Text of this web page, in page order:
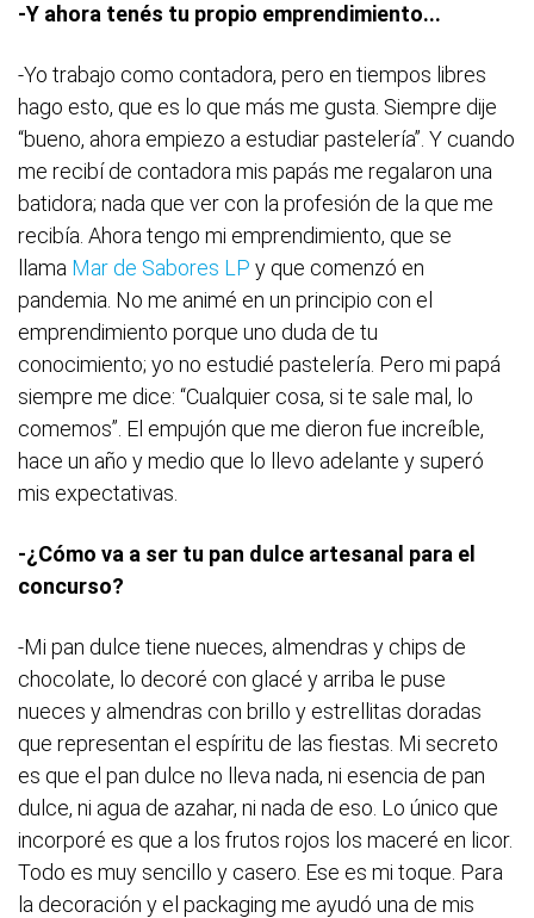
-Y ahora tenés tu propio emprendimiento...
-Yo trabajo como contadora, pero en tiempos libres
hago esto, que es lo que más me gusta. Siempre dije
“bueno, ahora empiezo a estudiar pastelería”. Y cuando
me recibí de contadora mis papás me regalaron una
batidora; nada que ver con la profesión de la que me
recibía. Ahora tengo mi emprendimiento, que se
llama Mar de Sabores LP y que comenzó en
pandemia. No me animé en un principio con el
emprendimiento porque uno duda de tu
conocimiento; yo no estudié pastelería. Pero mi papá
siempre me dice: “Cualquier cosa, si te sale mal, lo
comemos”. El empujón que me dieron fue increíble,
hace un año y medio que lo llevo adelante y superó
mis expectativas.
-¿Cómo va a ser tu pan dulce artesanal para el
concurso?
-Mi pan dulce tiene nueces, almendras y chips de
chocolate, lo decoré con glacé y arriba le puse
nueces y almendras con brillo y estrellitas doradas
que representan el espíritu de las fiestas. Mi secreto
es que el pan dulce no lleva nada, ni esencia de pan
dulce, ni agua de azahar, ni nada de eso. Lo único que
incorporé es que a los frutos rojos los maceré en licor.
Todo es muy sencillo y casero. Ese es mi toque. Para
la decoración y el packaging me ayudó una de mis